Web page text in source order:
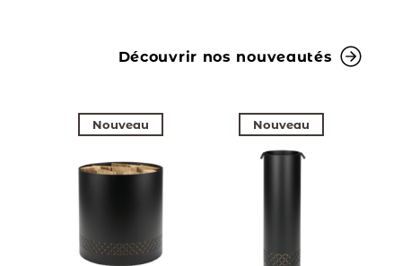
Découvrir nos nouveautés
Nouveau Nouveau